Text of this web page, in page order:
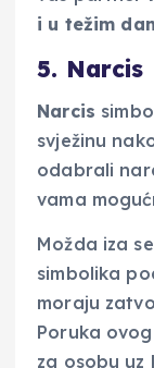
i u težim
5. Narcis
Narcis
svježinu
odabrali
vama
Možda iza
simbolika
moraju
Poruka
za osobu